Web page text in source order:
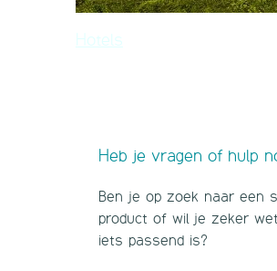
Hotels
Heb je vragen of hulp
Ben je op zoek naar een
product of wil je zeker
iets passend is?